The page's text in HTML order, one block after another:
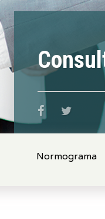
Normograma